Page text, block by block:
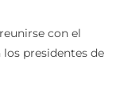
con el
presidentes de